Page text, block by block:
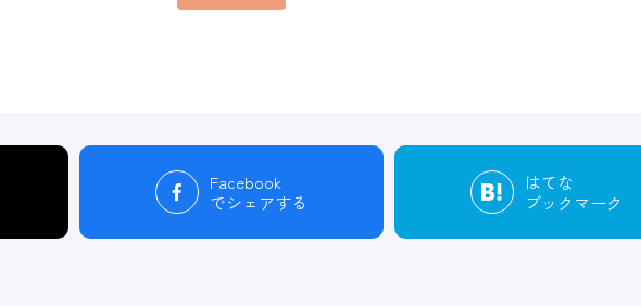
Facebook
でシェアする
はてな
ブックマーク